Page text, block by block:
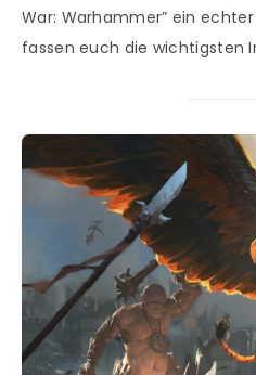
War: Warhammer” ein
fassen euch die wichtigsten